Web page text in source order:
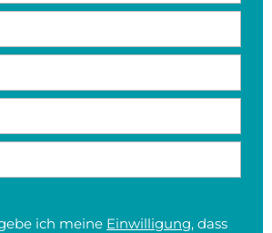
ich meine Einwilligung, dass